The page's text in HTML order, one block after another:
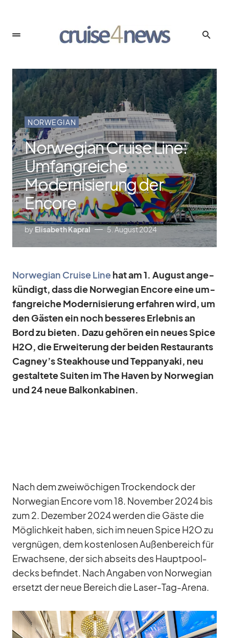
NORWEGIAN
Norwegian Cruise Line:
Umfangreiche
Modernisierung der
Encore
by Elisabeth Kapral 5. August 2024
Nor­we­gian Cruise Linehat am 1. Au­gust an­ge­
kün­digt, dass die Nor­we­gian En­core eine um­
fang­rei­che Mo­der­ni­sie­rung er­fah­ren wird, um
den Gäs­ten ein noch bes­se­res Er­leb­nis an
Bord zu bie­ten. Dazu ge­hö­ren ein neues Spice
H2O, die Er­wei­te­rung der bei­den Re­stau­rants
Cagney’s Steak­house und Tepp­an­yaki, neu
ge­stal­tete Sui­ten im The Ha­ven by Nor­we­gian
und 24 neue Bal­kon­ka­bi­nen.
Nach dem zwei­wö­chi­gen Tro­cken­dock der
Nor­we­gian En­core vom 18. No­vem­ber 2024 bis
zum 2. De­zem­ber 2024 wer­den die Gäste die
Mög­lich­keit ha­ben, sich im neuen Spice H2O zu
ver­gnü­gen, dem kos­ten­lo­sen Au­ßen­be­reich für
Er­wach­sene, der sich ab­seits des Haupt­pool­
decks be­fin­det. Nach An­ga­ben von Nor­we­gian
er­setzt der neue Be­reich die La­ser-Tag-Arena.